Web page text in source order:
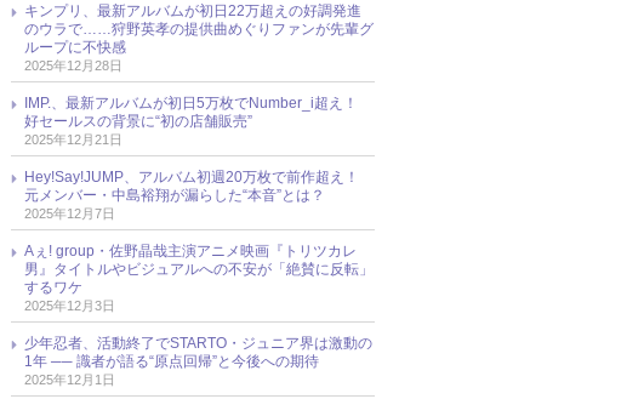
キンプリ、最新アルバムが初日22万超えの好調発進
のウラで……狩野英孝の提供曲めぐりファンが先輩グ
ループに不快感
2025年12月28日
IMP.、最新アルバムが初日5万枚でNumber_i超え！
好セールスの背景に“初の店舗販売”
2025年12月21日
Hey!Say!JUMP、アルバム初週20万枚で前作超え！
元メンバー・中島裕翔が漏らした“本音”とは？
2025年12月7日
Aぇ! group・佐野晶哉主演アニメ映画『トリツカレ
男』タイトルやビジュアルへの不安が「絶賛に反転」
するワケ
2025年12月3日
少年忍者、活動終了でSTARTO・ジュニア界は激動の
1年 ── 識者が語る“原点回帰”と今後への期待
2025年12月1日